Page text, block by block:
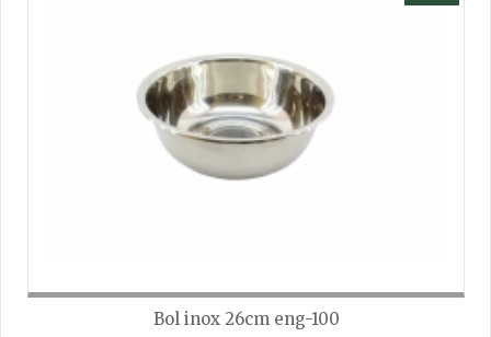
Bol inox 26cm eng-100